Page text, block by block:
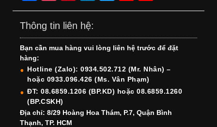
a
c
e
b
o
o
k
st
a
gr
a
m
nt
er
e
st
n
e
dI
n
wi
er
o
T
u
b
e
o
T
u
b
e
h
Thông tin liên hệ:
Bạn cần mua hàng vui lòng liên hệ trước để đặt
hàng:
Hotline (Zalo): 0934.502.712 (Mr. Nhân) –
hoặc 0933.096.426 (Ms. Vân Phạm)
ĐT: 08.6859.1206 (BP.KD) hoặc 08.6859.1260
(BP.CSKH)
Địa chỉ: 8/29 Hoàng Hoa Thám, P.7, Quận Bình
Thạnh, TP. HCM